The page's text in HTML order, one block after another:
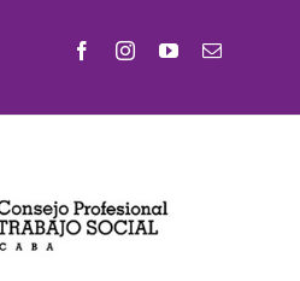
FacebookInstagramYouTubeCorreo